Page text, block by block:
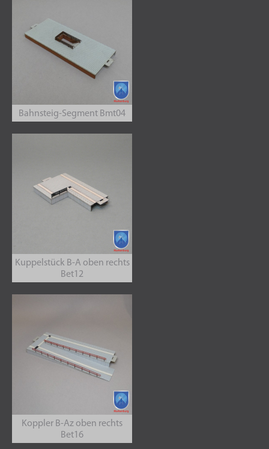
Bahnsteig-Segment Bmt04
Kuppelstück B-A oben rechts
Bet12
Koppler B-Az oben rechts
Bet16